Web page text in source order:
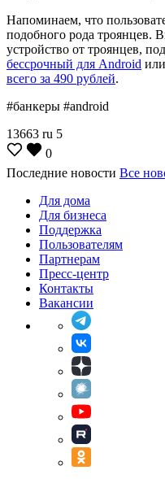
Напоминаем, что
подобного рода троянцев.
устройство от троянцев,
бессрочный для Android
всего за 490 рублей.
#банкеры #android
13663 ru 5
0
Последние новости Все
Для дома
Для бизнеса
Поддержка
Пользователям
Партнерам
Пресс-центр
Контакты
Вакансии